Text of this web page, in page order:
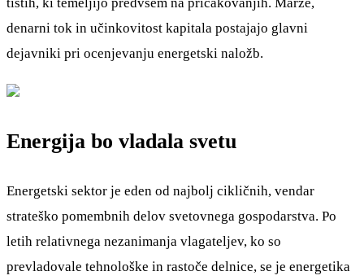
denarni tok in učinkovitost kapitala postajajo glavni
dejavniki pri ocenjevanju energetski naložb.
Energija bo vladala svetu
Energetski sektor je eden od najbolj cikličnih, vendar
strateško pomembnih delov svetovnega gospodarstva. Po
letih relativnega nezanimanja vlagateljev, ko so
prevladovale tehnološke in rastoče delnice, se je energetika